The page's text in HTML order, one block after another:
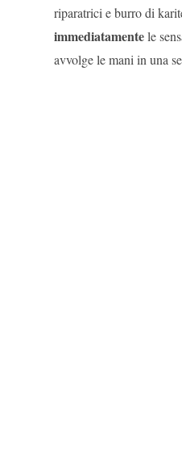
riparatrici e burro di
immediatamentele
avvolge le mani in una